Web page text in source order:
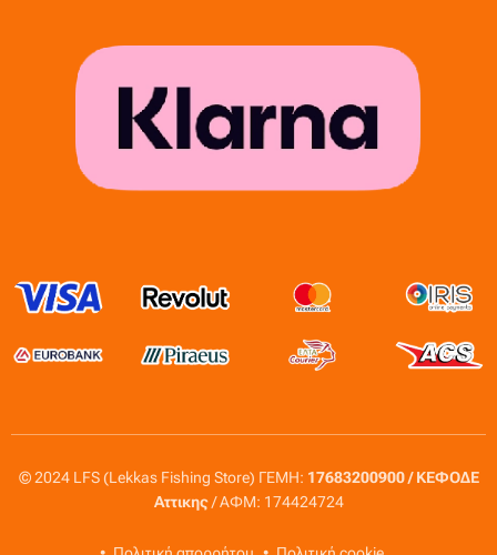
© 2024 LFS (Lekkas Fishing Store) ΓΕΜΗ: 17683200900 / ΚΕΦΟΔΕ
Αττικης/ ΑΦΜ: 174424724